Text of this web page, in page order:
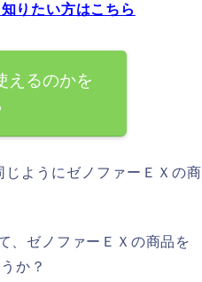
りたい方はこちら
えるのかを
ようにゼノファーＥＸの商
、ゼノファーＥＸの商品を
か？